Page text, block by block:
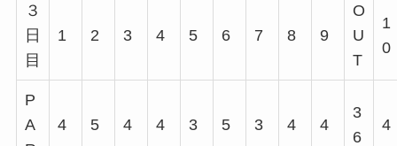
３
日
目
1 2 3 4 5 6 7 8 9
O
U
T
1
0
P
A
4 5 4 4 3 5 3 4 4
3
6
4